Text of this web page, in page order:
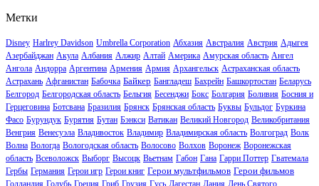
Метки
Disney Harlrey Davidson Umbrella Corporation Абхазия Австралия Австрия Адыгея
Азербайджан Акула Албания Алжир Алтай Америка Амурская область Ангел
Ангола Андорра Аргентина Армения Армия Архангельск Астраханская область
Астрахань Афганистан Бабочка Байкер Бангладеш Бахрейн Башкортостан Беларусь
Белгород Белгородская область Бельгия Бесенджи Бокс Болгария Боливия Босния и
Герцеговина Ботсвана Бразилия Брянск Брянская область Буквы Бульдог Буркина
Фасо Бурундук Бурятия Бутан Бэнкси Ватикан Великий Новгород Великобритания
Венгрия Венесуэла Владивосток Владимир Владимирская область Волгоград Волк
Волна Вологда Вологодская область Волосово Волхов Воронеж Воронежская
область Всеволожск Выборг Высоцк Вьетнам Габон Гана Гарри Поттер Гватемала
Гербы Германия Герои игр Герои книг Герои мультфильмов Герои фильмов
Голландия Голубь Греция Гриб Грузия Гусь Дагестан Дания День Святого